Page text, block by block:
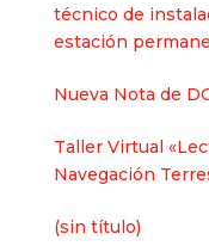
técnico de
estación
Nueva Nota de
Taller Virtual
Navegación
(sin título)Entrada